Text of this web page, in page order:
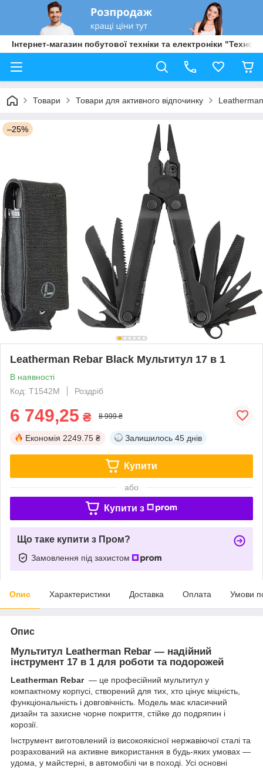
Інтернет-магазин побутової техніки та електроніки "Техно
Товари Товари для активного відпочинку
–25%
Leatherman Rebar Black Мультитул 17 в 1
В наявності
Код: T1542M
Роздріб
6 749,25 ₴ 8 999 ₴
Економія 2249.75 ₴ Залишилось 45 днів
Купити
або
Купити з
Що таке купити з Пром?
Замовлення під захистом
Опис Характеристики Доставка Оплата Умови
Опис
Мультитул Leatherman Rebar — надійний
інструмент 17 в 1 для роботи та подорожей
Leatherman Rebar — це професійний мультитул у
компактному корпусі, створений для тих, хто цінує міцність,
функціональність і довговічність. Модель має класичний
дизайн та захисне чорне покриття, стійке до подряпин і
корозії.
Інструмент виготовлений із високоякісної нержавіючої сталі та
розрахований на активне використання в будь-яких умовах —
удома, у майстерні, в автомобілі чи в поході. Усі основні